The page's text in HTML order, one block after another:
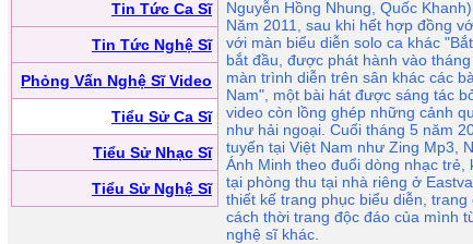
Tin Tức Ca Sĩ
Tin Tức Nghệ Sĩ
Phỏng Vấn Nghệ Sĩ Video
Tiểu Sử Ca Sĩ
Tiểu Sử Nhạc Sĩ
Tiểu Sử Nghệ Sĩ
Nguyễn Hồng Nhung, Quốc Khanh).
Năm 2011, sau khi hết hợp đồng
với màn biểu diễn solo ca khác
bắt đầu, được phát hành vào
màn trình diễn trên sân khác các
Nam", một bài hát được sáng tác
video còn lồng ghép những cảnh
như hải ngoại. Cuối tháng 5 năm
tuyến tại Việt Nam như Zing Mp3,
Ánh Minh theo đuổi dòng nhạc
tại phòng thu tại nhà riêng ở
thiết kế trang phục biểu diễn,
cách thời trang độc đáo của mình
nghệ sĩ khác.